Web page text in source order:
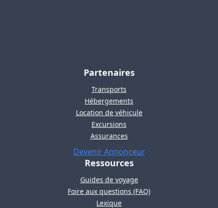
Partenaires
Transports
Hébergements
Location de véhicule
Excursions
Assurances
Devenir Annonceur
Ressources
Guides de voyage
Foire aux questions (FAQ)
Lexique